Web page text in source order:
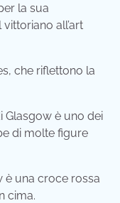
la sua
all’art
che riflettono la
Glasgow è uno dei
di molte figure
è una croce rossa
cima.